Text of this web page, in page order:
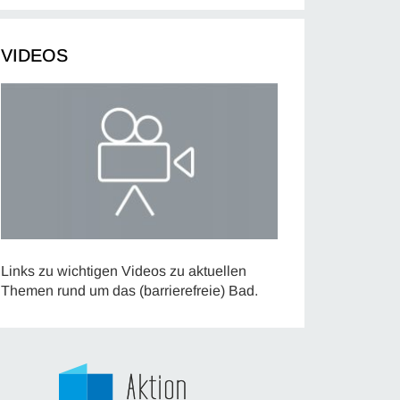
VIDEOS
Links zu wichtigen Videos zu aktuellen
Themen rund um das (barrierefreie) Bad.